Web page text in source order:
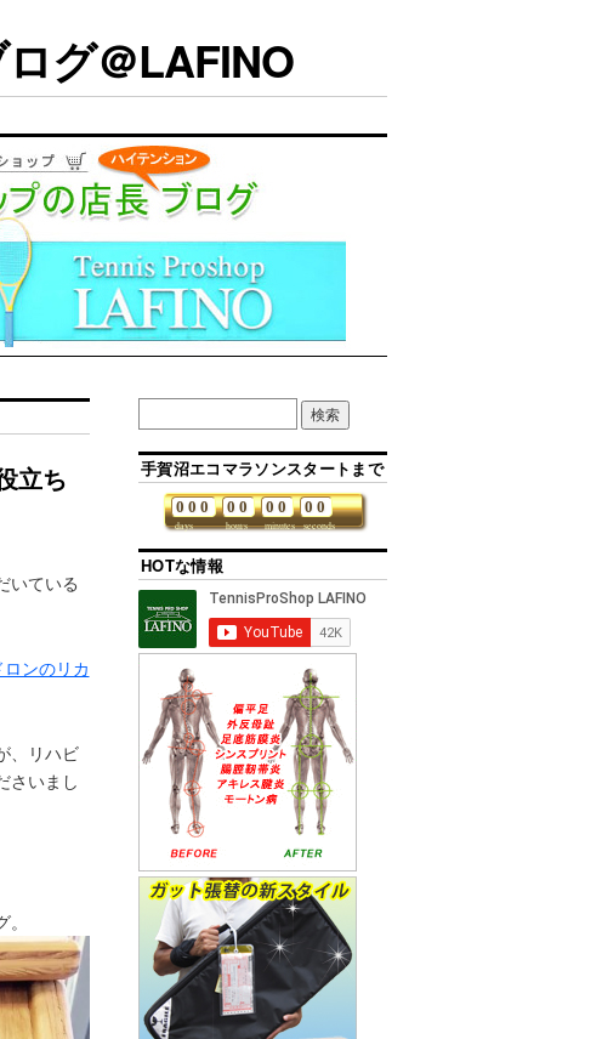
グ＠LAFINO
立ち
いている
ロンのリカ
、リハビ
さいまし
手賀沼エコマラソンスタートまで
days
0 0 0
hours
0 0
minutes
0 0
seconds
0 0
HOTな情報